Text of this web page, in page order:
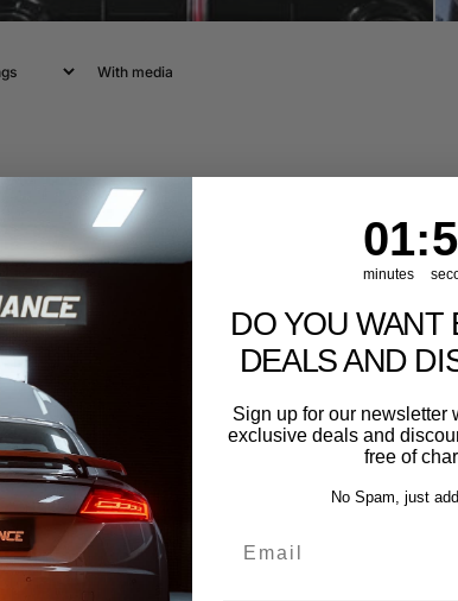
With media
1
01
minutes
: 55
DO YOU WANT
DEALS AND
Sign up for our newsletter
exclusive deals and
free of
No Spam, just